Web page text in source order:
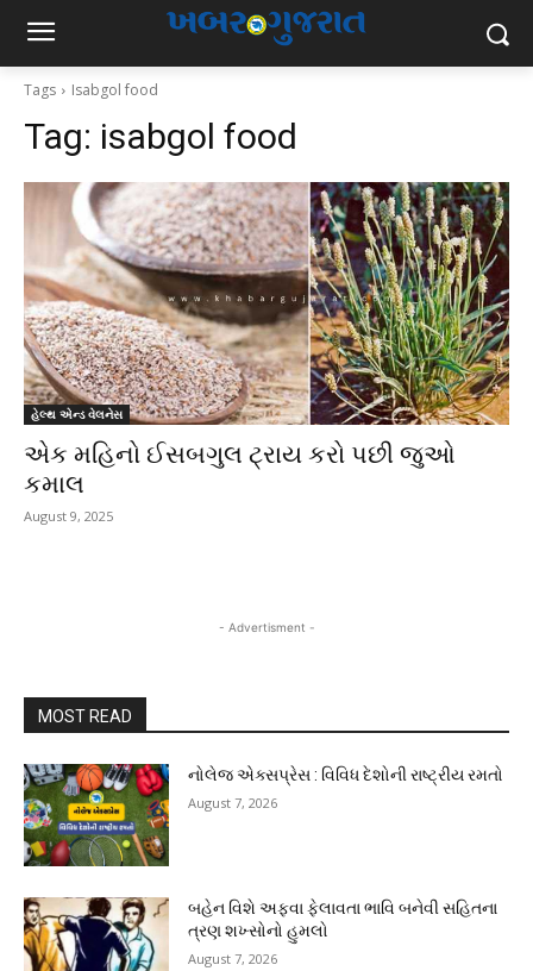
Tags Isabgol food
Tag: isabgol food
હેલ્થ એન્ડ વેલનેસ
એક મહિનો ઈસબગુલ ટ્રાય કરો પછી જુઓ
કમાલ
August 9, 2025
- Advertisment -
MOST READ
નોલેજ એક્સપ્રેસ : વિવિધ દેશોની રાષ્ટ્રીય રમતો
August 7, 2026
બહેન વિશે અફવા ફેલાવતા ભાવિ બનેવી સહિતના
ત્રણ શખ્સોનો હુમલો
August 7, 2026